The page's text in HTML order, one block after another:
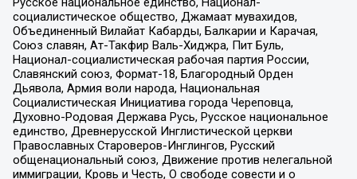
социалистическое общество, Джамаат мувахидов,
Объединенный Вилайат Кабарды, Балкарии и Карачая,
Союз славян, Ат-Такфир Валь-Хиджра, Пит Буль,
Национал-социалистическая рабочая партия России,
Славянский союз, Формат-18, Благородный Орден
Дьявола, Армия воли народа, Национальная
Социалистическая Инициатива города Череповца,
Духовно-Родовая Держава Русь, Русское национальное
единство, Древнерусской Инглистической церкви
Православных Староверов-Инглингов, Русский
общенациональный союз, Движение против нелегальной
иммиграции, Кровь и Честь, О свободе совести и о